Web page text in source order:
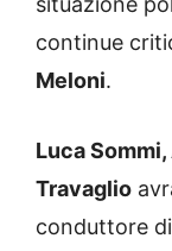
continue
Meloni.
Luca
Travaglio
conduttore